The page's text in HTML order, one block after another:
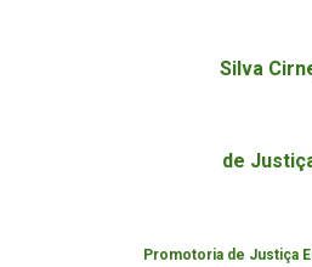
Silva
de
Promotoria de Justiça